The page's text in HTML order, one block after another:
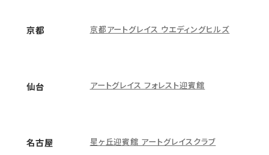
京都 京都アートグレイス ウエディングヒルズ
仙台 アートグレイス フォレスト迎賓館
名古屋 星ヶ丘迎賓館 アートグレイスクラブ